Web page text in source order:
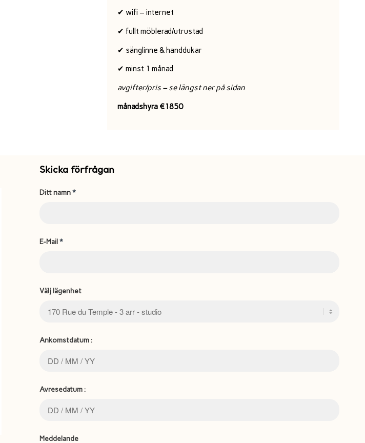
✔ wifi – internet
✔ fullt möblerad/utrustad
✔ sänglinne & handdukar
✔ minst 1 månad
avgifter/pris – se längst ner på sidan
månadshyra €1850
Skicka förfrågan
Ditt namn*
E-Mail*
Välj lägenhet
Ankomstdatum :
Avresedatum :
Meddelande